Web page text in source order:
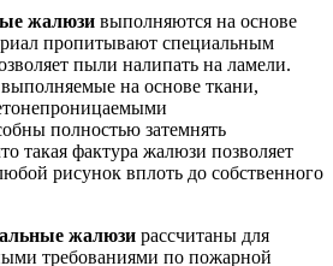
жалюзи выполняются на основе
пропитывают специальным
пыли налипать на ламели.
на основе ткани,
полностью затемнять
такая фактура жалюзи позволяет
рисунок вплоть до собственного
жалюзи рассчитаны для
требованиями по пожарной